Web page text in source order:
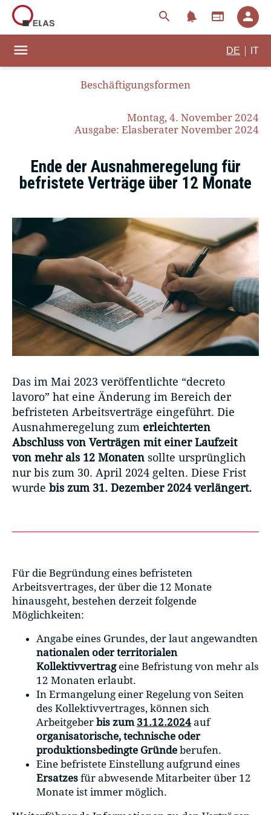
search notifications web person
menu DE IT
Beschäftigungsformen
Montag, 4. November 2024
Ausgabe: Elasberater November 2024
Ende der Ausnahmeregelung für
befristete Verträge über 12 Monate
Das im Mai 2023 veröffentlichte “decreto
lavoro” hat eine Änderung im Bereich der
befristeten Arbeitsverträge eingeführt. Die
Ausnahmeregelung zum erleichterten
Abschluss von Verträgen mit einer Laufzeit
von mehr als 12 Monaten sollte ursprünglich
nur bis zum 30. April 2024 gelten. Diese Frist
wurde bis zum 31. Dezember 2024 verlängert.
Für die Begründung eines befristeten
Arbeitsvertrages, der über die 12 Monate
hinausgeht, bestehen derzeit folgende
Möglichkeiten:
Angabe eines Grundes, der laut angewandten
nationalen oder territorialen
Kollektivvertrageine Befristung von mehr als
12 Monaten erlaubt.
In Ermangelung einer Regelung von Seiten
des Kollektivvertrages, können sich
Arbeitgeber bis zum 31.12.2024 auf
organisatorische, technische oder
produktionsbedingte Gründe berufen.
Eine befristete Einstellung aufgrund eines
Ersatzes für abwesende Mitarbeiter über 12
Monate ist immer möglich.